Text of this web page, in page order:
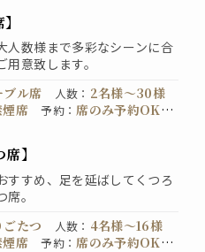
人数様まで多彩なシーンに合
意致します。
ブル席 人数 ： 2名様〜30様
席 予約：席のみ予約OK。
席】
すすめ、足を延ばしてくつろ
。
ごたつ 人数 ： 4名様〜16様
席 予約：席のみ予約OK。